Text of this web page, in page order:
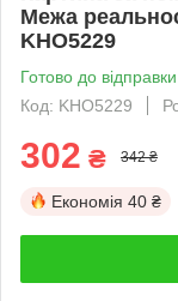
Межа
KHO5229
Готово до відправки
Код: KHO5229
302 ₴ 342 ₴
Економія 40 ₴